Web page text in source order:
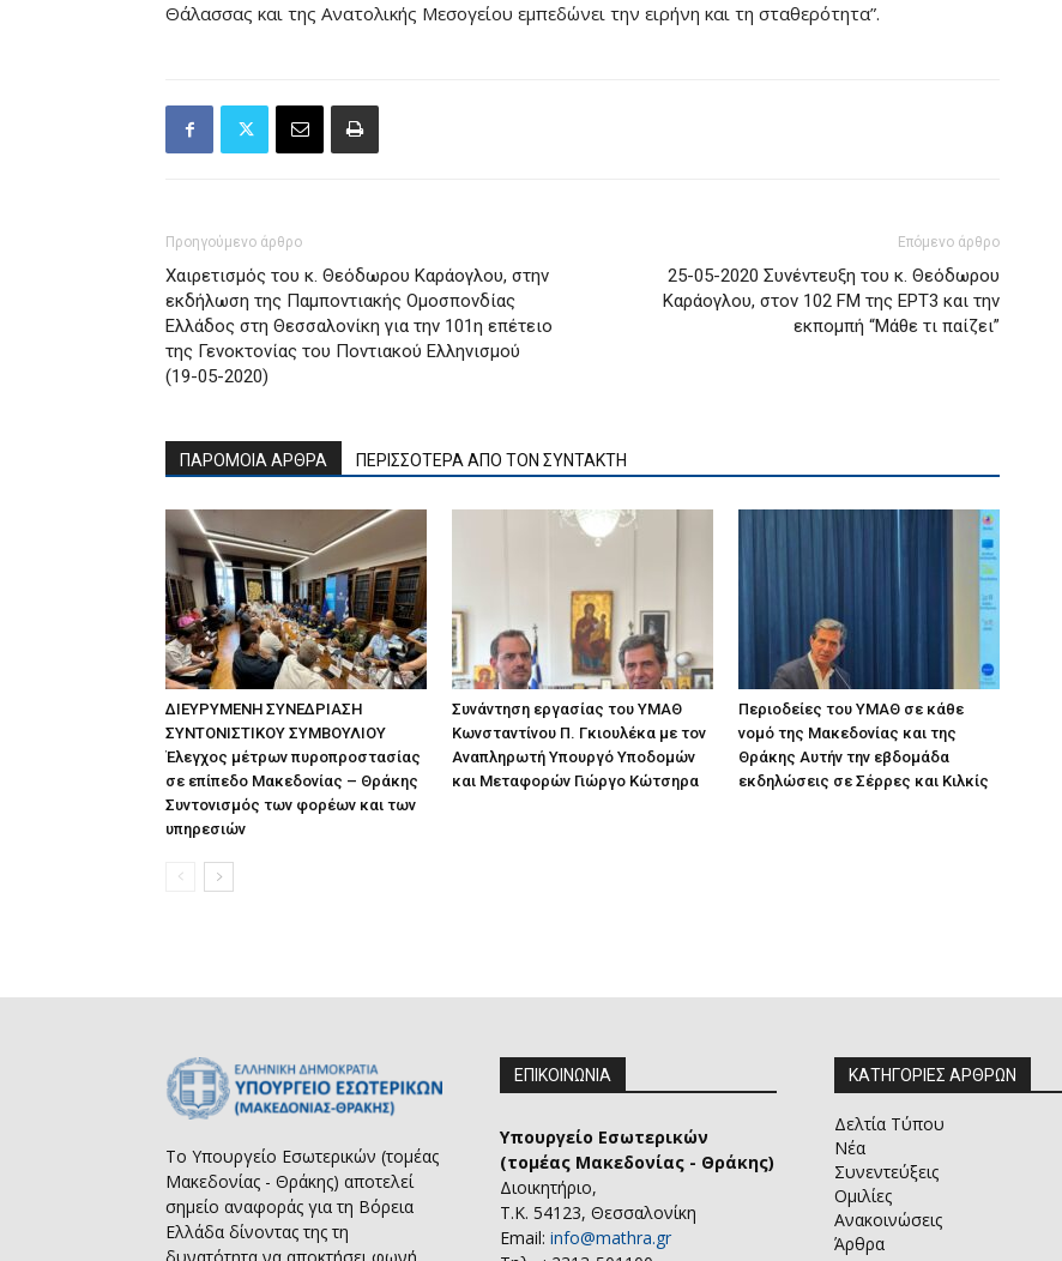
Θάλασσας και της Ανατολικής Μεσογείου εμπεδώνει την ειρήνη και τη σταθερότητα”.
Προηγούμενο άρθρο
Χαιρετισμός του κ. Θεόδωρου Καράογλου, στην
εκδήλωση της Παμποντιακής Ομοσπονδίας
Ελλάδος στη Θεσσαλονίκη για την 101η επέτειο
της Γενοκτονίας του Ποντιακού Ελληνισμού
(19-05-2020)
Επόμενο άρθρο
25-05-2020 Συνέντευξη του κ. Θεόδωρου
Καράογλου, στον 102 FM της ΕΡΤ3 και την
εκπομπή “Μάθε τι παίζει”
ΠΑΡΟΜΟΙΑ ΑΡΘΡΑ ΠΕΡΙΣΣΟΤΕΡΑ ΑΠΟ ΤΟΝ ΣΥΝΤΑΚΤΗ
ΔΙΕΥΡΥΜΕΝΗ ΣΥΝΕΔΡΙΑΣΗ
ΣΥΝΤΟΝΙΣΤΙΚΟΥ ΣΥΜΒΟΥΛΙΟΥ
Έλεγχος μέτρων πυροπροστασίας
σε επίπεδο Μακεδονίας – Θράκης
Συντονισμός των φορέων και των
υπηρεσιών
Συνάντηση εργασίας του ΥΜΑΘ
Κωνσταντίνου Π. Γκιουλέκα με τον
Αναπληρωτή Υπουργό Υποδομών
και Μεταφορών Γιώργο Κώτσηρα
Περιοδείες του ΥΜΑΘ σε κάθε
νομό της Μακεδονίας και της
Θράκης Αυτήν την εβδομάδα
εκδηλώσεις σε Σέρρες και Κιλκίς
Το Υπουργείο Εσωτερικών (τομέας
Μακεδονίας - Θράκης) αποτελεί
σημείο αναφοράς για τη Βόρεια
Ελλάδα δίνοντας της τη
ΕΠΙΚΟΙΝΩΝΙΑ
Υπουργείο Εσωτερικών
(τομέας Μακεδονίας - Θράκης)
Διοικητήριο,
Τ.Κ. 54123, Θεσσαλονίκη
Email: info@mathra.gr
ΚΑΤΗΓΟΡΙΕΣ ΑΡΘΡΩΝ
Δελτία Τύπου
Νέα
Συνεντεύξεις
Ομιλίες
Ανακοινώσεις
Άρθρα